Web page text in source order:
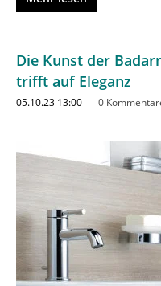
Die Kunst der
trifft auf Eleganz
05.10.23 13:00 0